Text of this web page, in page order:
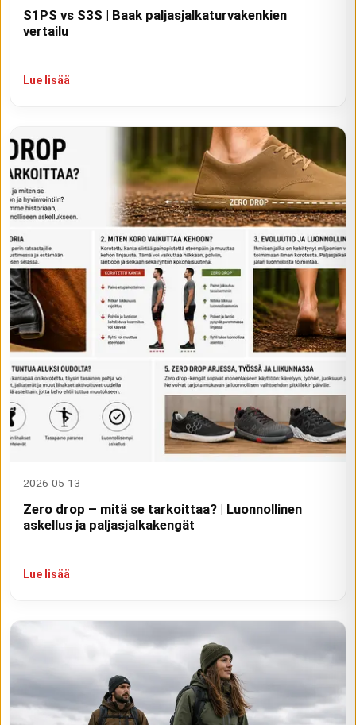
S1PS vs S3S | Baak paljasjalkaturvakenkien
vertailu
Lue lisää
2026-05-13
Zero drop – mitä se tarkoittaa? | Luonnollinen
askellus ja paljasjalkakengät
Lue lisää